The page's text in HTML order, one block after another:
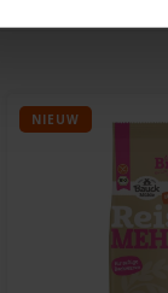
NIEUW